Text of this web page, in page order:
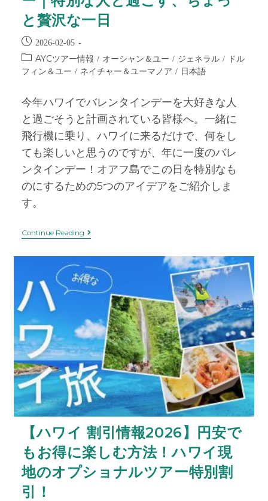
と贅沢な一日
2026-02-05
AYCツアー情報 / オーシャン＆ユー / ジェネラル /
ドル
フィン＆ユー / ネイチャー＆ユーマノア / 日本語
今年ハワイでバレンタインデーを大好きな人
と過ごそうと計画されている皆様へ。一緒に
飛行機に乗り、ハワイに来るだけで、何をし
ても楽しいと思うのですが、年に一度のバレ
ンタインデー！オアフ島でこの日を特別なも
のにするための5つのアイデアをご紹介しま
す。
Continue Reading
【ハワイ 割引情報2026】円安で
もお得に楽しむ方法！ハワイ現
地のオプショナルツアー特別割
引！